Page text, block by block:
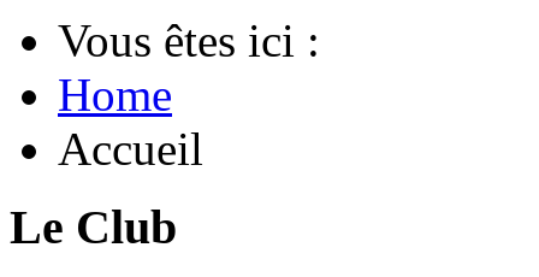
Vous êtes ici :
Home
Accueil
Le Club